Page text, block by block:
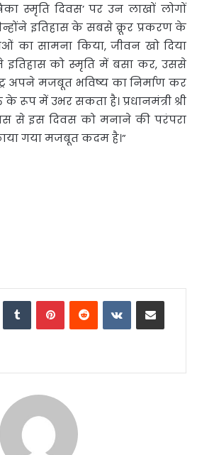
स्मृति दिवस’ पर उन लाखों लोगों
इतिहास के सबसे क्रूर प्रकरण के
का सामना किया, जीवन खो दिया
को स्मृति में बसा कर, उससे
अपने मजबूत भविष्य का निर्माण कर
में उभर सकता है। प्रधानमंत्री श्री
से इस दिवस को मनाने की परंपरा
गया मजबूत कदम है।”
TumblrPinterestReddit VKontakteShare via Email